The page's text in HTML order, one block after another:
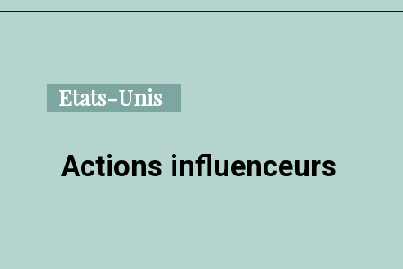
Etats-Unis
Actions influenceurs